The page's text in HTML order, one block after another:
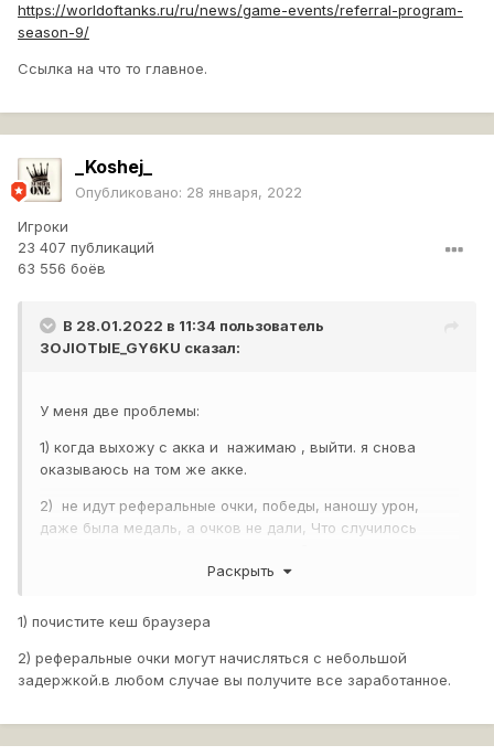
https://worldoftanks.ru/ru/news/game-events/referral-program-
season-9/
Ссылка на что то главное.
_Koshej_
Опубликовано: 28 января, 2022
Игроки
23 407 публикаций
63 556 боёв
В 28.01.2022 в 11:34 пользователь
3OJIOTbIE_GY6KU сказал:
У меня две проблемы:
1) когда выхожу с акка и нажимаю , выйти. я снова
оказываюсь на том же акке.
2) не идут реферальные очки, победы, наношу урон,
даже была медаль, а очков не дали, Что случилось
Раскрыть
1) почистите кеш браузера
2) реферальные очки могут начисляться с небольшой
задержкой.в любом случае вы получите все заработанное.